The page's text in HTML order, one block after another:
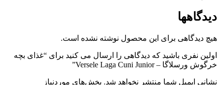
دیدگاهها
هیچ دیدگاهی برای این محصول نوشته نشده است.
اولین نفری باشید که دیدگاهی را ارسال می کنید برای “غذای بچه
خرگوش ورسلاگا – Versele Laga Cuni Junior”
نشانی ایمیل شما منتشر نخواهد شد. بخش‌های موردنیاز